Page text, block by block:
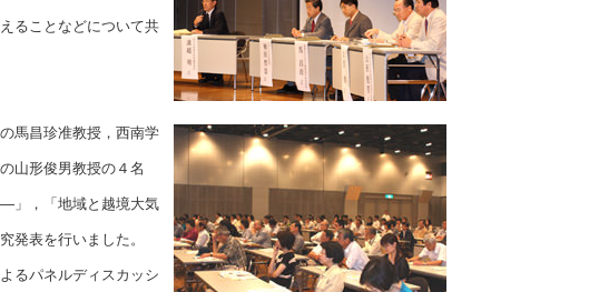
ることなどについて共
馬昌珍准教授，西南学
山形俊男教授の４名
」，「地域と越境大気
発表を行いました。
るパネルディスカッシ